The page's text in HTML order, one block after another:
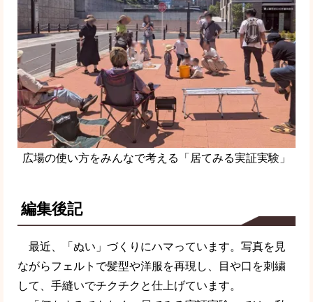
広場の使い方をみんなで考える「居てみる実証実験」
編集後記
最近、「ぬい」づくりにハマっています。写真を見
ながらフェルトで髪型や洋服を再現し、目や口を刺繍
して、手縫いでチクチクと仕上げています。